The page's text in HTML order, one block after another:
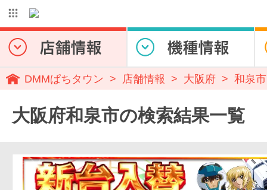
DMMぱちタウン 店舗情報 大阪府 和泉市
大阪府和泉市の検索結果一覧